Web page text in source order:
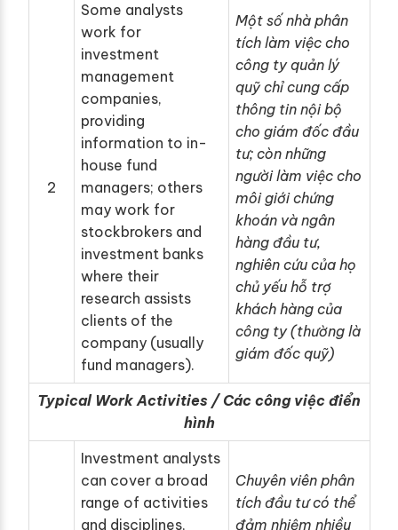
2
Some analysts
work for
investment
management
companies,
providing
information to in-
house fund
managers; others
may work for
stockbrokers and
investment banks
where their
research assists
clients of the
company (usually
fund managers).
Một số nhà phân
tích làm việc cho
công ty quản lý
quỹ chỉ cung cấp
thông tin nội bộ
cho giám đốc đầu
tư; còn những
người làm việc cho
môi giới chứng
khoán và ngân
hàng đầu tư,
nghiên cứu của họ
chủ yếu hỗ trợ
khách hàng của
công ty (thường là
giám đốc quỹ)
Typical Work Activities / Các công việc điển
hình
Investment analysts
can cover a broad
range of activities
and disciplines,
Chuyên viên phân
tích đầu tư có thể
đảm nhiệm nhiều